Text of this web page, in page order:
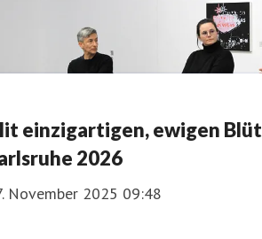
einzigartigen, ewigen
2026
November 2025 09:48